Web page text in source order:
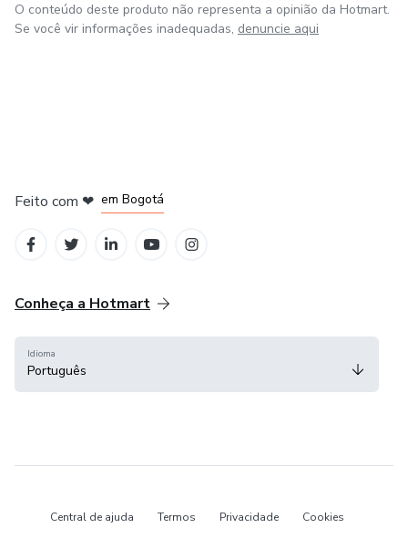
O conteúdo deste produto não representa a opinião da Hotmart.
Se você vir informações inadequadas, denuncie aqui
Feito com ❤ em Bogotá
Conheça a Hotmart
Idioma
Português
Central de ajuda Termos Privacidade Cookies